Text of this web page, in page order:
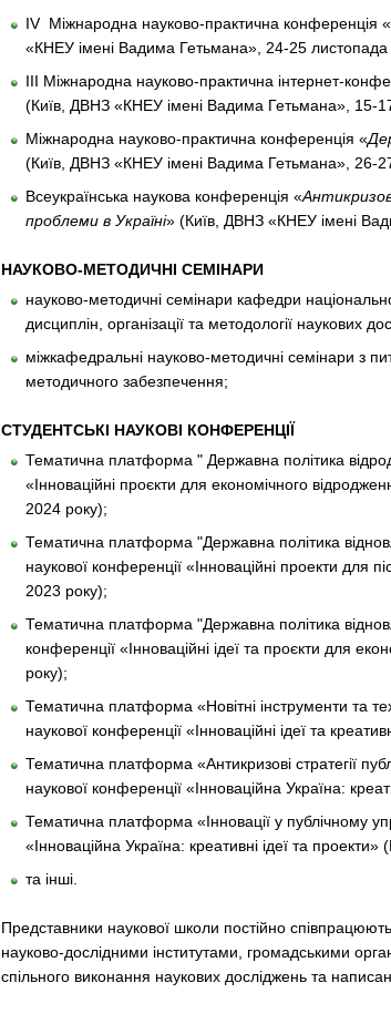
IV Міжнародна науково-практична конференція «
«КНЕУ імені Вадима Гетьмана», 24-25 листопада
ІІІ Міжнародна науково-практична інтернет-
(Київ, ДВНЗ «КНЕУ імені Вадима Гетьмана», 15-
Міжнародна науково-практична конференція «
(Київ, ДВНЗ «КНЕУ імені Вадима Гетьмана», 26-
Всеукраїнська наукова конференція «
проблеми в Україні» (Київ, ДВНЗ «КНЕУ імені
НАУКОВО-МЕТОДИЧНІ СЕМІНАРИ
науково-методичні семінари кафедри
дисциплін, організації та методології наукових
міжкафедральнi науково-методичнi семінари з
методичного забезпечення;
СТУДЕНТСЬКІ НАУКОВІ КОНФЕРЕНЦІЇ
Тематична платформа " Державна політика
«Інноваційні проєкти для економічного
2024 року);
Тематична платформа "Державна політика
наукової конференції «Інноваційні проекти для
2023 року);
Тематична платформа "Державна політика
конференції «Інноваційні ідеї та проєкти для
року);
Тематична платформа «Новітні інструменти та
наукової конференції «Інноваційні ідеї та
Тематична платформа «Антикризові стратегії
наукової конференції «Інноваційна Україна:
Тематична платформа «Інновації у публічному
«Інноваційна Україна: креативні ідеї та
та інші.
Представники наукової школи постійно
науково-дослідними інститутами, громадськими
спільного виконання наукових досліджень та